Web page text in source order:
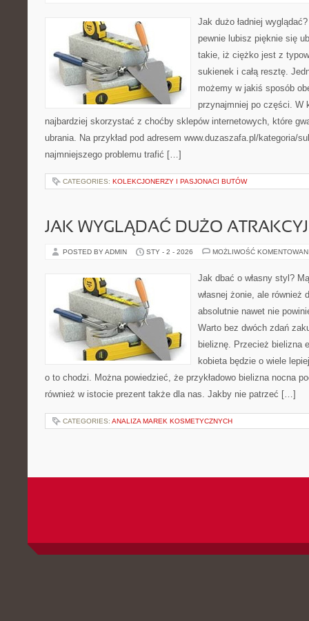
Jak dużo ładniej
pewnie lubisz pięknie się
takie, iż ciężko jest z
sukienek i całą resztę.
możemy w jakiś sposób
przynajmniej po części. W
najbardziej skorzystać z choćby sklepów internetowych, które
ubrania. Na przykład pod adresem www.duzaszafa.pl/kategoria/
najmniejszego problemu trafić […]
CATEGORIES: KOLEKCJONERZY I PASJONACI BUTÓW
JAK WYGLĄDAĆ DUŻO
POSTED BY ADMIN STY - 2 - 2026 MOŻLIWOŚĆ
Jak dbać o własny styl?
własnej żonie, ale również
absolutnie nawet nie
Warto bez dwóch zdań
bieliznę. Przecież bielizna
kobieta będzie o wiele
o to chodzi. Można powiedzieć, że przykładowo bielizna nocna
również w istocie prezent także dla nas. Jakby nie patrzeć […]
CATEGORIES: ANALIZA MAREK KOSMETYCZNYCH